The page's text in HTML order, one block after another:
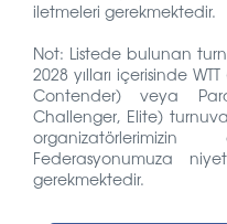
iletmeleri gerekmektedir.
Not: Listede bulunan
2028 yılları içerisinde
Contender) veya
Challenger, Elite)
Federasyonumuza
gerekmektedir.